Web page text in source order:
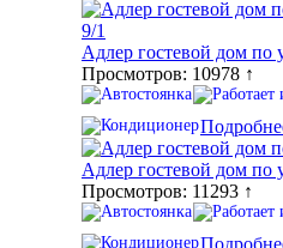
Адлер гостевой дом по
Просмотров: 10978 ↑
Адлер гостевой дом по
Просмотров: 11293 ↑